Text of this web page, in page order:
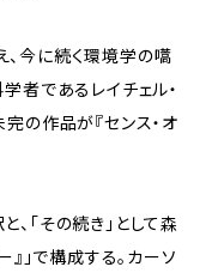
今に続く環境学の嚆
者であるレイチェル・
の作品が『センス・オ
「その続き」として森
』」で構成する。カーソ